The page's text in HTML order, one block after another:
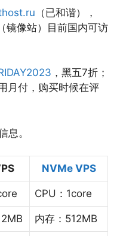
（已和谐），
（镜像站）目前国内可访
，黑五7折；
月付，购买时候在评
息。
NVMe VPS
CPU：1core
内存：512MB